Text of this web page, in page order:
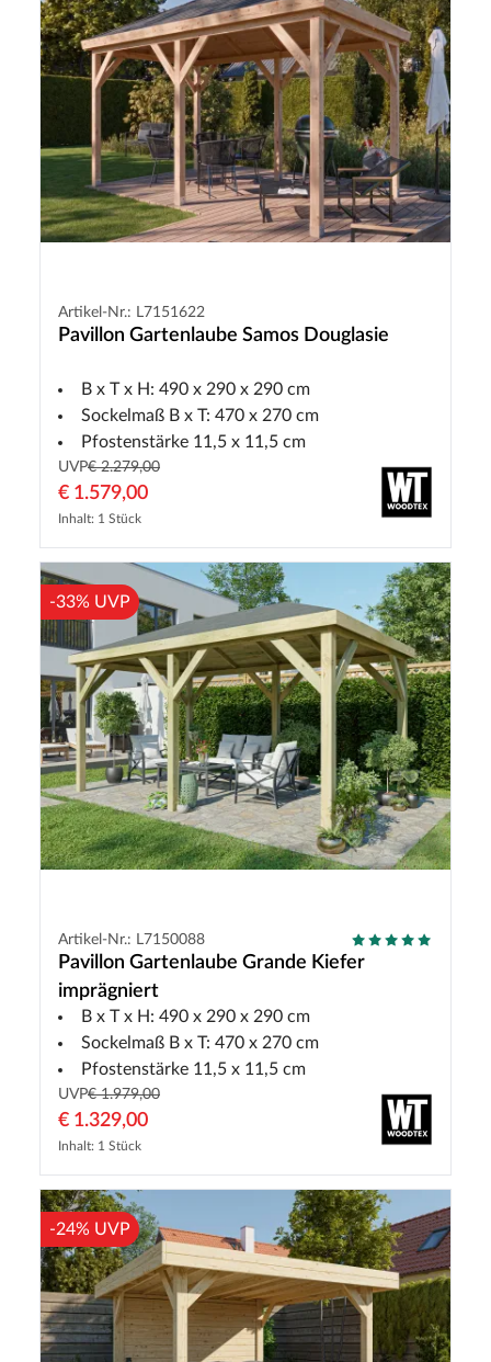
Artikel-Nr.: L7151622
Pavillon Gartenlaube Samos Douglasie
B x T x H: 490 x 290 x 290 cm
Sockelmaß B x T: 470 x 270 cm
Pfostenstärke 11,5 x 11,5 cm
UVP€ 2.279,00
€ 1.579,00
Inhalt: 1 Stück
-33% UVP
Artikel-Nr.: L7150088
Pavillon Gartenlaube Grande Kiefer
imprägniert
B x T x H: 490 x 290 x 290 cm
Sockelmaß B x T: 470 x 270 cm
Pfostenstärke 11,5 x 11,5 cm
UVP€ 1.979,00
€ 1.329,00
Inhalt: 1 Stück
-24% UVP